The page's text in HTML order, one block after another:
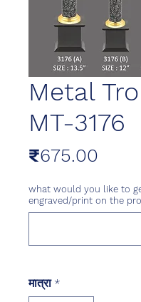
Metal
MT-3176
₹675.00
what would you like to
engraved/print on the
मात्रा *